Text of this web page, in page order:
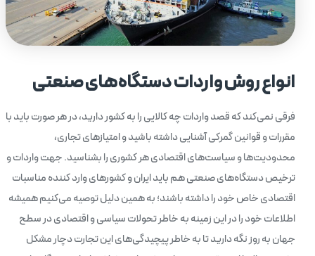
انواع روش واردات دستگاه‌های صنعتی
فرقی نمی‌کند که قصد واردات چه کالایی را به کشور دارید، در هر صورت باید با
مقررات و قوانین گمرکی آشنایی داشته باشید و امتیاز‌های تجاری،
محدودیت‌ها و سیاست‌های اقتصادی هر کشوری را بشناسید. جهت واردات و
ترخیص دستگاه‌های صنعتی هم باید ایران و کشورهای وارد کننده مناسبات
اقتصادی خاص خود را داشته باشند؛ به همین دلیل توصیه می‌کنیم همیشه
اطلاعات خود را در این زمینه به خاطر تحولات سیاسی و اقتصادی در سطح
جهان به روز نگه دارید تا به خاطر پیچیدگی‌های این تجارت دچار مشکل